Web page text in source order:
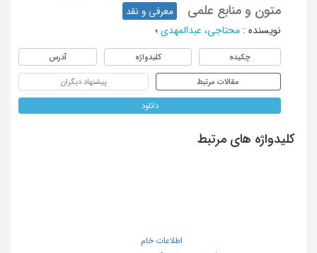
متون و منابع علمی
معرفی و نقد
نویسنده : محتاجی، عبدالمهدی ؛
چکیده کلیدواژه آدرس
مقالات مرتبط پیشنهاد دیگران
دانلود
کلیدواژه های مرتبط
اطلاعات خام